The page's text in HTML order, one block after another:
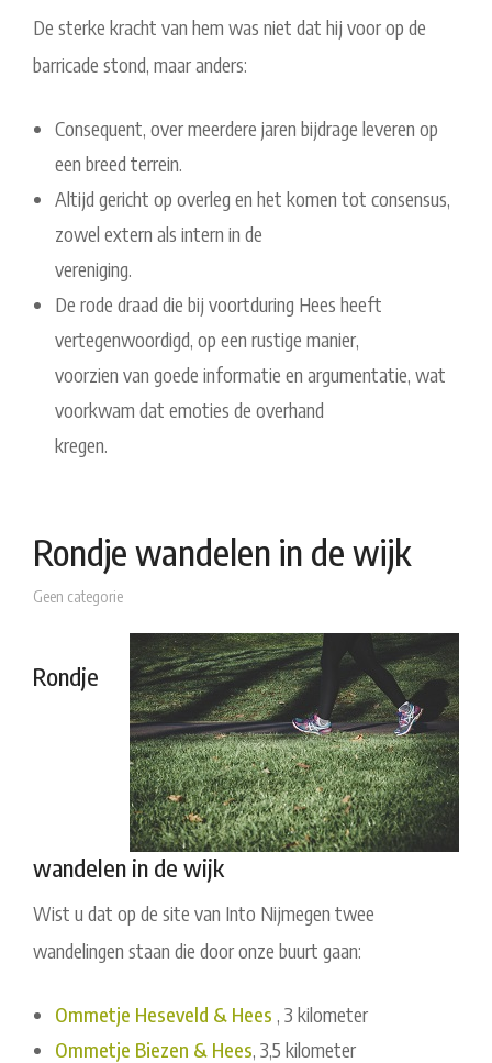
De sterke kracht van hem was niet dat hij voor op de
barricade stond, maar anders:
Consequent, over meerdere jaren bijdrage leveren op
een breed terrein.
Altijd gericht op overleg en het komen tot consensus,
zowel extern als intern in de
vereniging.
De rode draad die bij voortduring Hees heeft
vertegenwoordigd, op een rustige manier,
voorzien van goede informatie en argumentatie, wat
voorkwam dat emoties de overhand
kregen.
Rondje wandelen in de wijk
Geen categorie
Rondje
wandelen in de wijk
Wist u dat op de site van Into Nijmegen twee
wandelingen staan die door onze buurt gaan:
Ommetje Heseveld & Hees , 3 kilometer
Ommetje Biezen & Hees, 3,5 kilometer